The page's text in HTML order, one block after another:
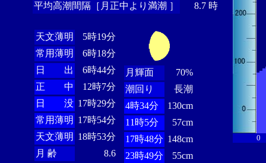
平均高潮間隔［月正中より満潮 ］
8.7 時
天文薄明
5時19分
常用薄明
6時18分
日 出
6時44分
正 中
12時7分
日 没 17時29分
常用薄明 17時54分
天文薄明 18時53分
月 齢
8.6
月輝面
70%
潮回り
長潮
4時34分
130cm
11時5分
57cm
17時48分 148cm
23時49分
55cm
0